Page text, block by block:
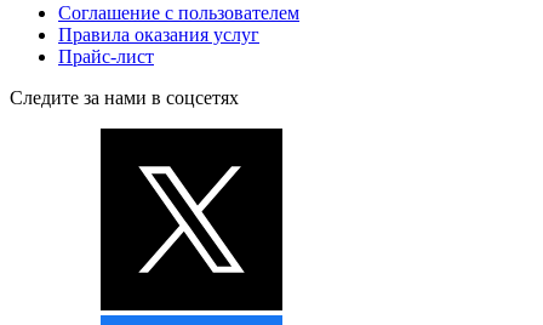
Соглашение с пользователем
Правила оказания услуг
Прайс-лист
Следите за нами в соцсетях